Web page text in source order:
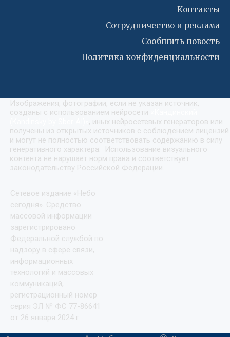
Контакты
Сотрудничество и реклама
Сообшить новость
Политика конфиденциальности
Изображения, фотографии, если не указан источник,
созданы с использованием нейросети
, иных нейросетевых генераторов или
получены из открытых источников с соблюдением лицензий
и могут не полностью соответствовать содержанию в силу
генеративного характера. Использование визуального
контента не нарушает норм права и соответствует
законодательству Российской Федерации.
Сетевое издание «Небо
сегодня». Средство
массовой информации
зарегистрировано
Федеральной службой по
надзору в сфере связи,
информационных
технологий и массовых
коммуникаций,
регистрационный номер
серия ЭЛ № ФС 77-86641
от 26 января 2024 г.